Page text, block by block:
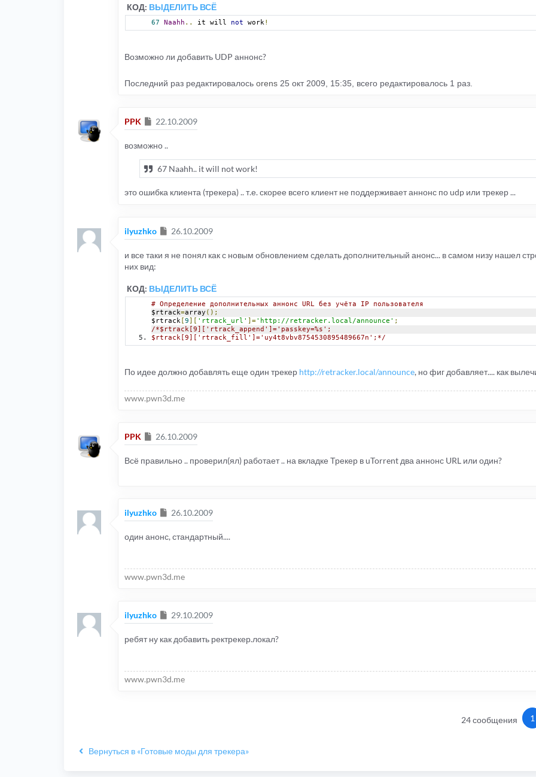
КОД: ВЫДЕЛИТЬ ВСЁ
67 Naahh .. it will not work!
Возможно ли добавить UDP аннонс?
Последний раз редактировалось orens 25 окт 2009, 15:35, всего редактировалось 1 раз.
PPK Сообщение
22.10.2009
возможно ..
67 Naahh.. it will not work!
это ошибка клиента (трекера) .. т.е. скорее всего клиент не поддерживает аннонс по udp или трекер ...
ilyuzhko Сообщение
26.10.2009
и все таки я не понял как с новым обновлением сделать дополнительный анонс... в самом низу нашел
них вид:
КОД: ВЫДЕЛИТЬ ВСЁ
# Определение дополнительных аннонс URL без учёта IP пользователя
$rtrack=array ();
$rtrack [9][ 'rtrack_url' ]='http://retracker.local/announce' ;
/*$rtrack[9]['rtrack_append']='passkey=%s';
$rtrack[9]['rtrack_fill']='uy4t8vbv8754530895489667n';*/
По идее должно добавлять еще один трекер http://retracker.local/announce, но фиг добавляет.... как
www.pwn3d.me
PPK Сообщение
26.10.2009
Всё правильно .. проверил(ял) работает .. на вкладке Трекер в uTorrent два аннонс URL или один?
ilyuzhko Сообщение
26.10.2009
один анонс, стандартный....
www.pwn3d.me
ilyuzhko Сообщение
29.10.2009
ребят ну как добавить ректрекер.локал?
www.pwn3d.me
24 сообщения 1
Вернуться в «Готовые моды для трекера»